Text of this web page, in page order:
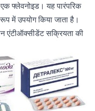
फ्लेवनोइड। यह पारंपरिक
में उपयोग किया जाता है।
एंटीऑक्सीडेंट सक्रियता की